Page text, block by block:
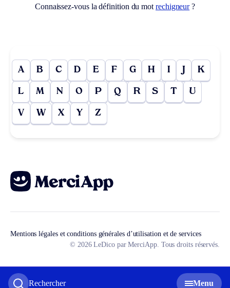
Rechercher Menu
Connaissez-vous la définition du mot rechigneur?
A B C D E F G H I J K
L M N O P Q R S T U
V W X Y Z
Mentions légales et conditions générales d’utilisation et de services
© 2026 LeDico par MerciApp. Tous droits réservés.